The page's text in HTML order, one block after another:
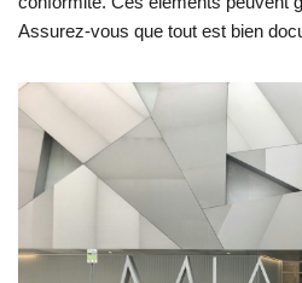
Assurez-vous que tout est bien